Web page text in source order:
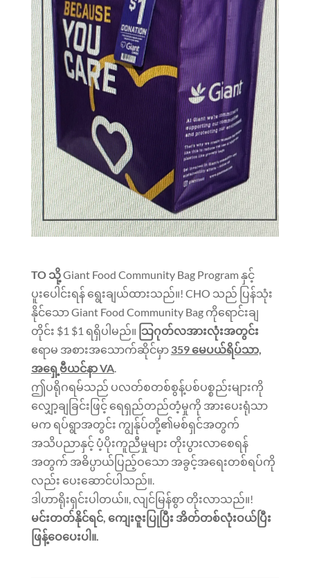
TO သို့Giant Food Community Bag Program နှင့်
ပူးပေါင်းရန် ရွေးချယ်ထားသည်။! CHO သည် ပြန်သုံး
နိုင်သော Giant Food Community Bag ကိုရောင်းချ
တိုင်း $1 $1 ရရှိပါမည်။ သြဂုတ်လအားလုံးအတွင်း
ဧရာမ အစားအသောက်ဆိုင်မှာ 359 မေပယ်ရိပ်သာ,
အရှေ့ဗီယင်နာ VA.
ဤပရိုဂရမ်သည် ပလတ်စတစ်စွန့်ပစ်ပစ္စည်းများကို
လျှော့ချခြင်းဖြင့် ရေရှည်တည်တံ့မှုကို အားပေးရုံသာ
မက ရပ်ရွာအတွင်း ကျွန်ုပ်တို့၏မစ်ရှင်အတွက်
အသိပညာနှင့် ပံ့ပိုးကူညီမှုများ တိုးပွားလာစေရန်
အတွက် အဓိပ္ပာယ်ပြည့်ဝသော အခွင့်အရေးတစ်ရပ်ကို
လည်း ပေးဆောင်ပါသည်။.
ဒါဟာရိုးရှင်းပါတယ်။, လျင်မြန်စွာ တိုးလာသည်။!
မင်းတတ်နိုင်ရင်, ကျေးဇူးပြုပြီး အိတ်တစ်လုံးဝယ်ပြီး
ဖြန့်ဝေပေးပါ။.